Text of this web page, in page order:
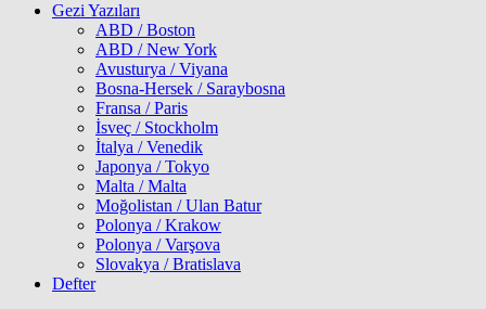
Gezi Yazıları
ABD / Boston
ABD / New York
Avusturya / Viyana
Bosna-Hersek / Saraybosna
Fransa / Paris
İsveç / Stockholm
İtalya / Venedik
Japonya / Tokyo
Malta / Malta
Moğolistan / Ulan Batur
Polonya / Krakow
Polonya / Varşova
Slovakya / Bratislava
Defter